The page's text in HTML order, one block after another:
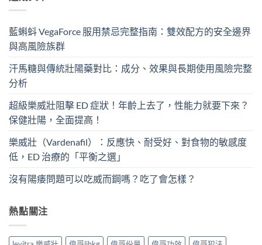
藍蝌蚪 VegaForce 服用禁忌完整指南：雙效配方的安全邊界
與高風險族群
汗馬糖與傳統壯陽藥對比：成分、效果與長期使用風險完整
分析
超級樂威壯阻擊 ED 症狀！年齡上去了，性能力就要下來？
保健壯陽，全面提高！
樂威壯（Vardenafil）：反應快、耐受好、對食物的敏感度
低，ED 治療的「平衡之選」
沒有陽痿問題可以吃威而鋼嗎？吃了會怎樣？
熱點關注